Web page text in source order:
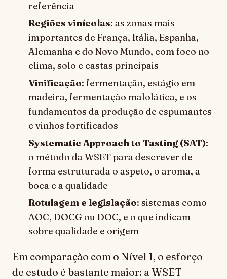
referência
Regiões vinícolas: as zonas mais
importantes de França, Itália, Espanha,
Alemanha e do Novo Mundo, com foco no
clima, solo e castas principais
Vinificação: fermentação, estágio em
madeira, fermentação malolática, e os
fundamentos da produção de espumantes
e vinhos fortificados
Systematic Approach to Tasting (SAT):
o método da WSET para descrever de
forma estruturada o aspeto, o aroma, a
boca e a qualidade
Rotulagem e legislação: sistemas como
AOC, DOCG ou DOC, e o que indicam
sobre qualidade e origem
Em comparação com o Nível 1, o esforço
de estudo é bastante maior: a WSET